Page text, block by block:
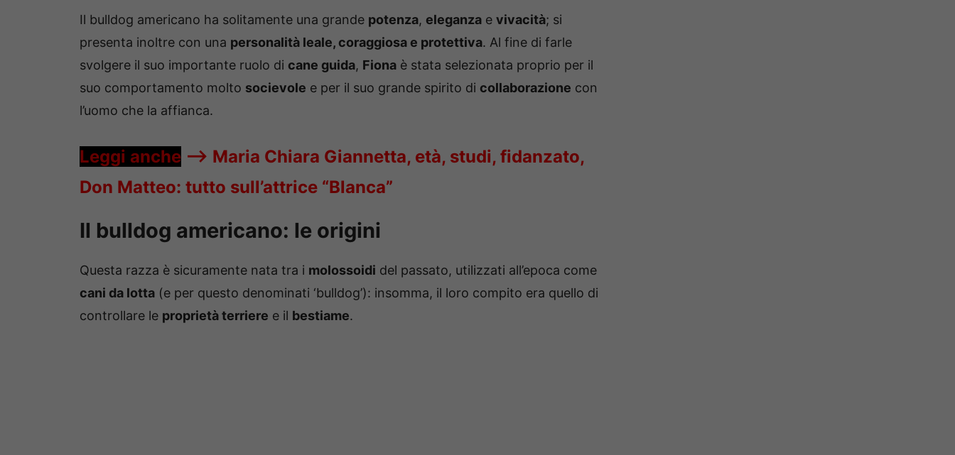
Il bulldog americano ha solitamente una grande potenza, eleganza e vivacità; si
presenta inoltre con una personalità leale, coraggiosa e protettiva. Al fine di farle
svolgere il suo importante ruolo di cane guida, Fiona è stata selezionata proprio per il
suo comportamento molto socievole e per il suo grande spirito di collaborazione con
l’uomo che la affianca.
Leggi anche —-> Maria Chiara Giannetta, età, studi, fidanzato,
Don Matteo: tutto sull’attrice “Blanca”
Il bulldog americano: le origini
Questa razza è sicuramente nata tra i molossoidi del passato, utilizzati all’epoca come
cani da lotta (e per questo denominati ‘bulldog’): insomma, il loro compito era quello di
controllare le proprietà terriere e il bestiame.